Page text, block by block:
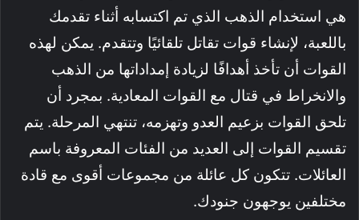
هي استخدام الذهب الذي تم اكتسابه أثناء تقدمك
باللعبة، لإنشاء قوات تقاتل تلقائيًا وتتقدم. يمكن لهذه
القوات أن تأخذ أهدافًا لزيادة إمداداتها من الذهب
والانخراط في قتال مع القوات المعادية. بمجرد أن
تلحق القوات بزعيم العدو وتهزمه، تنتهي المرحلة. يتم
تقسيم القوات إلى العديد من الفئات المعروفة باسم
العائلات. تتكون كل عائلة من مجموعات أقوى مع قادة
مختلفين يوجهون جنودك.